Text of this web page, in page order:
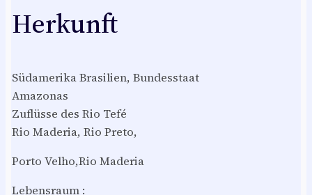
Herkunft
Südamerika Brasilien, Bundesstaat
Amazonas
Zuflüsse des Rio Tefé
Rio Maderia, Rio Preto,
Porto Velho,Rio Maderia
Lebensraum :